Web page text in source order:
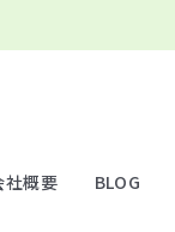
社概要 BLOG